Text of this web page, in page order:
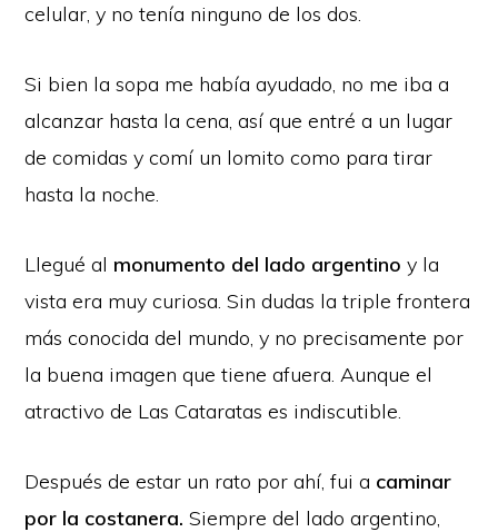
celular, y no tenía ninguno de los dos.
Si bien la sopa me había ayudado, no me iba a
alcanzar hasta la cena, así que entré a un lugar
de comidas y comí un lomito como para tirar
hasta la noche.
Llegué al monumento del lado argentino y la
vista era muy curiosa. Sin dudas la triple frontera
más conocida del mundo, y no precisamente por
la buena imagen que tiene afuera. Aunque el
atractivo de Las Cataratas es indiscutible.
Después de estar un rato por ahí, fui a caminar
por la costanera. Siempre del lado argentino,